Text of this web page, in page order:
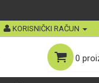
KORISNIČKI RAČUN
0